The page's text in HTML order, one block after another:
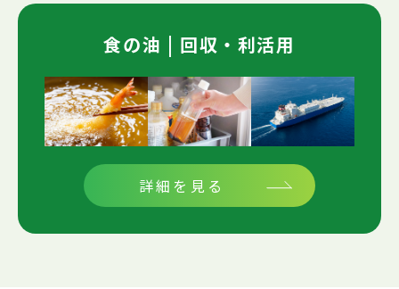
食の油 | 回収・利活用
詳細を見る